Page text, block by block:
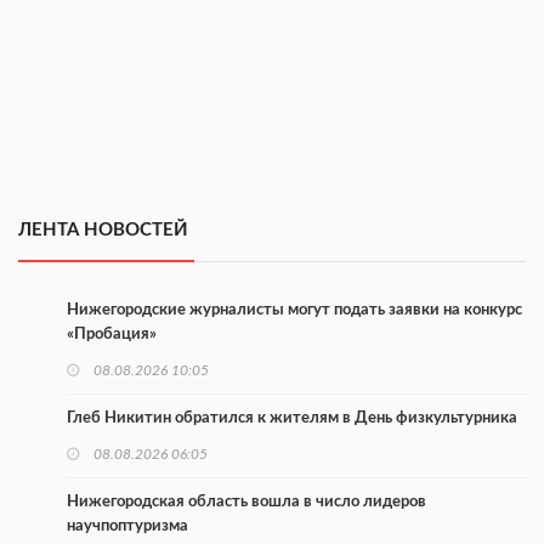
ЛЕНТА НОВОСТЕЙ
Нижегородские журналисты могут подать заявки на конкурс
«Пробация»
08.08.2026 10:05
Глеб Никитин обратился к жителям в День физкультурника
08.08.2026 06:05
Нижегородская область вошла в число лидеров
научпоптуризма